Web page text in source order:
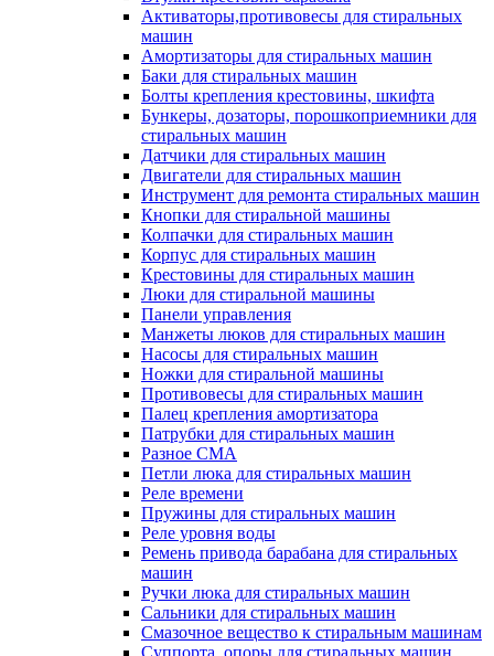
Активаторы,противовесы для стиральных
машин
Амортизаторы для стиральных машин
Баки для стиральных машин
Болты крепления крестовины, шкифта
Бункеры, дозаторы, порошкоприемники для
стиральных машин
Датчики для стиральных машин
Двигатели для стиральных машин
Инструмент для ремонта стиральных машин
Кнопки для стиральной машины
Колпачки для стиральных машин
Корпус для стиральных машин
Крестовины для стиральных машин
Люки для стиральной машины
Панели управления
Манжеты люков для стиральных машин
Насосы для стиральных машин
Ножки для стиральной машины
Противовесы для стиральных машин
Палец крепления амортизатора
Патрубки для стиральных машин
Разное СМА
Петли люка для стиральных машин
Реле времени
Пружины для стиральных машин
Реле уровня воды
Ремень привода барабана для стиральных
машин
Ручки люка для стиральных машин
Сальники для стиральных машин
Смазочное вещество к стиральным машинам
Суппорта, опоры для стиральных машин